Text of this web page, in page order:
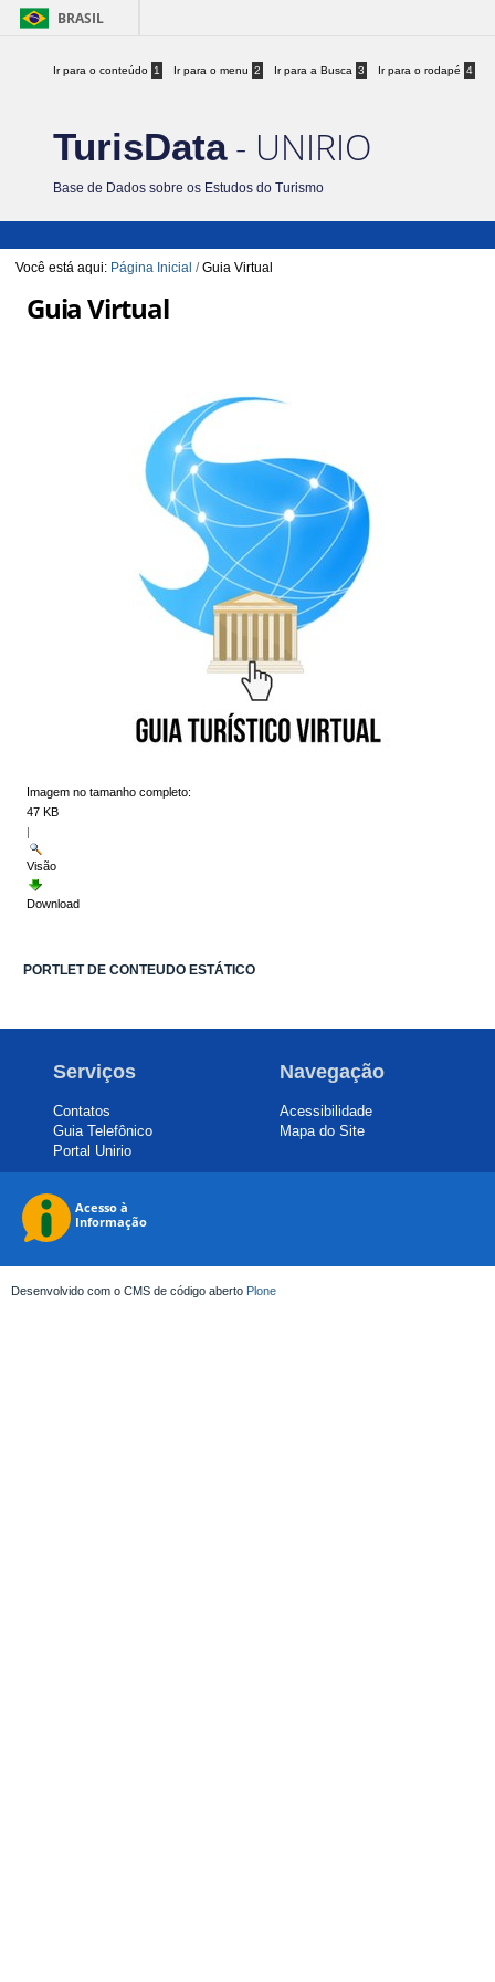
BRASIL
Ir para o conteúdo 1 Ir para o menu 2 Ir para a Busca 3 Ir para o rodapé 4
TurisData- UNIRIO
Base de Dados sobre os Estudos do Turismo
Você está aqui: Página Inicial /Guia Virtual
Guia Virtual
Imagem no tamanho completo:
47 KB
|
Visão
Download
PORTLET DE CONTEUDO ESTÁTICO
Serviços
Contatos
Guia Telefônico
Portal Unirio
Navegação
Acessibilidade
Mapa do Site
Desenvolvido com o CMS de código aberto Plone